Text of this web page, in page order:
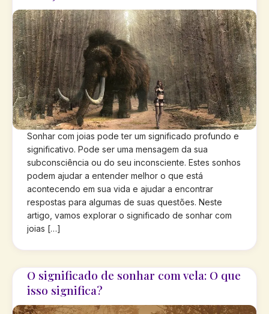
Sonhar com joias pode ter um significado profundo e
significativo. Pode ser uma mensagem da sua
subconsciência ou do seu inconsciente. Estes sonhos
podem ajudar a entender melhor o que está
acontecendo em sua vida e ajudar a encontrar
respostas para algumas de suas questões. Neste
artigo, vamos explorar o significado de sonhar com
joias […]
O significado de sonhar com vela: O que
isso significa?